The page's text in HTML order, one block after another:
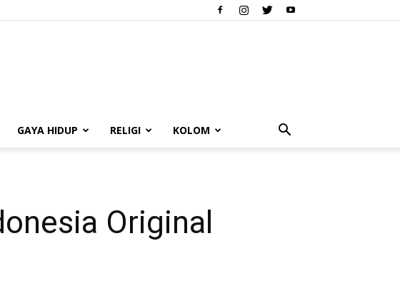
GAYA HIDUP RELIGI KOLOM
Original